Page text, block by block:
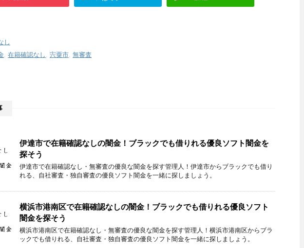
し
, 在籍確認なし , 宍粟市, 無審査
伊達市で在籍確認なしの闇金！ブラックでも借りれる優良ソフト闇金を
探そう
伊達市で在籍確認なし・無審査の優良な闇金を探す管理人！伊達市からブラックでも借り
れる、自社審査・独自審査の優良ソフト闇金を一緒に探しましょう。
横浜市港南区で在籍確認なしの闇金！ブラックでも借りれる優良ソフト
闇金を探そう
横浜市港南区で在籍確認なし・無審査の優良な闇金を探す管理人！横浜市港南区からブラ
ックでも借りれる、自社審査・独自審査の優良ソフト闇金を一緒に探しましょう。